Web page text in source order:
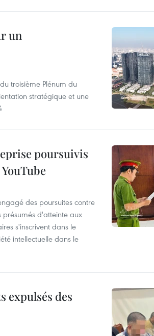
un
troisième Plénum du
stratégique et une
poursuivis
des poursuites contre
d'atteinte aux
s'inscrivent dans le
intellectuelle dans le
expulsés des